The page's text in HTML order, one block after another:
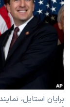
فرهنگ و زندگی
حقوق شهروندی
اسرائیل در جنگ
گالری عکس
مستندها
انتخابات ریاست
حمله جمهوری
ورزش زنان در
اعتراضات زن،
دنبال کنید
زبانهای
برایان استایل،